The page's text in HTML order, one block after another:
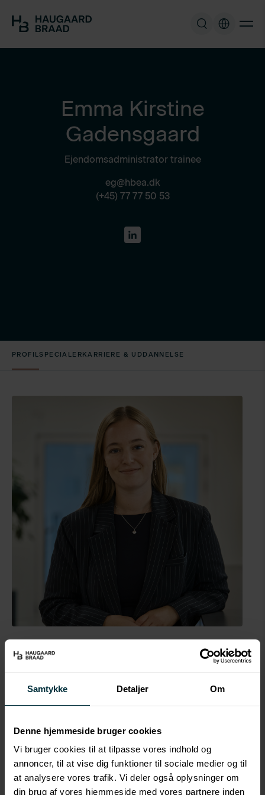
Samtykke Detaljer Om
Denne hjemmeside bruger cookies
Vi bruger cookies til at tilpasse vores indhold og
annoncer, til at vise dig funktioner til sociale medier og til
at analysere vores trafik. Vi deler også oplysninger om
din brug af vores hjemmeside med vores partnere inden
Emma Kirstine
Gadensgaard
Ejendomsadministrator trainee
eg@hbea.dk
(+45) 77 77 50 53
PROFILSPECIALERKARRIERE & UDDANNELSE
Emma Kirstine Gadensgaard
Ejendomsadministrator trainee
(+45) 77 77 50 53
Profil
Emma Kirstine Gadensgaard er
ejendomsadministrator trainee hos HaugaardBraad
Ejendomsadministration. Hun har været en del af